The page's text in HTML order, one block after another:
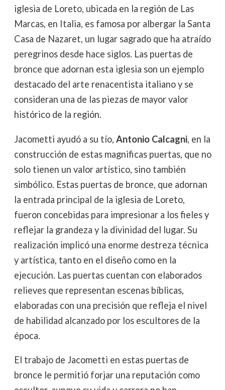
iglesia de Loreto, ubicada en la región de Las
Marcas, en Italia, es famosa por albergar la Santa
Casa de Nazaret, un lugar sagrado que ha atraído
peregrinos desde hace siglos. Las puertas de
bronce que adornan esta iglesia son un ejemplo
destacado del arte renacentista italiano y se
consideran una de las piezas de mayor valor
histórico de la región.
Jacometti ayudó a su tío, Antonio Calcagni, en la
construcción de estas magnificas puertas, que no
solo tienen un valor artístico, sino también
simbólico. Estas puertas de bronce, que adornan
la entrada principal de la iglesia de Loreto,
fueron concebidas para impresionar a los fieles y
reflejar la grandeza y la divinidad del lugar. Su
realización implicó una enorme destreza técnica
y artística, tanto en el diseño como en la
ejecución. Las puertas cuentan con elaborados
relieves que representan escenas bíblicas,
elaboradas con una precisión que refleja el nivel
de habilidad alcanzado por los escultores de la
época.
El trabajo de Jacometti en estas puertas de
bronce le permitió forjar una reputación como